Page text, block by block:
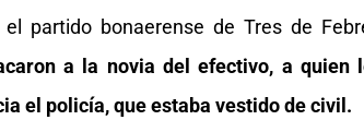
partido bonaerense de Tres de
a la novia del efectivo, a quien
el policía, que estaba vestido de civil.